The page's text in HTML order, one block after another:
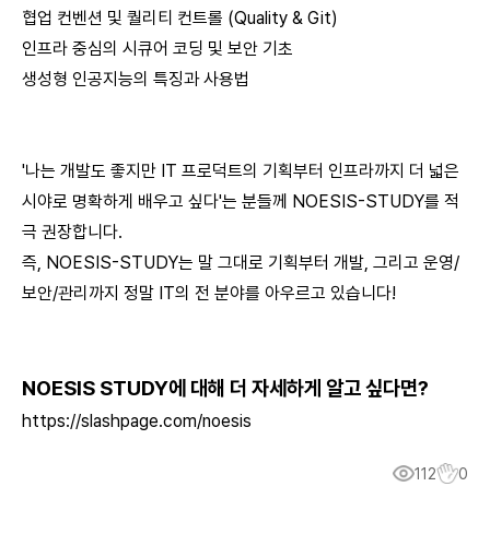
협업 컨벤션 및 퀄리티 컨트롤 (Quality & Git)
인프라 중심의 시큐어 코딩 및 보안 기초
생성형 인공지능의 특징과 사용법
'나는 개발도 좋지만 IT 프로덕트의 기획부터 인프라까지 더 넓은
시야로 명확하게 배우고 싶다'는 분들께 NOESIS-STUDY를 적
극 권장합니다.
즉, NOESIS-STUDY는 말 그대로 기획부터 개발, 그리고 운영/
보안/관리까지 정말 IT의 전 분야를 아우르고 있습니다!
NOESIS STUDY에 대해 더 자세하게 알고 싶다면?
https://slashpage.com/noesis
112 0